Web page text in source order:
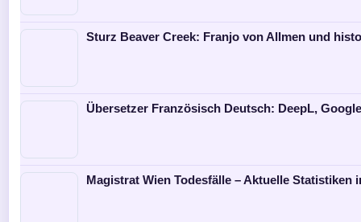
Sturz Beaver Creek: Franjo von Allmen und
Übersetzer Französisch Deutsch: DeepL,
Magistrat Wien Todesfälle – Aktuelle Statistiken